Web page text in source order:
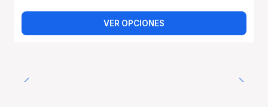
VER OPCIONES